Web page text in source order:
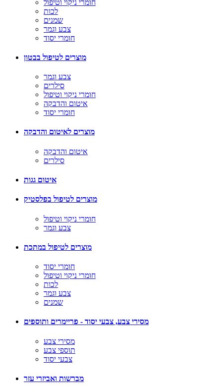
חומרי ניקוי וטיפול
לכות
שמנים
צבע וגמר
חומרי יסוד
מוצרים לטיפול בבטון
צבע וגמר
סילרים
חומרי ניקוי וטיפול
איטום והדבקה
חומרי יסוד
מוצרים לאיטום והדבקה
איטום והדבקה
סילרים
איטום גגות
מוצרים לטיפול בפלסטיק
חומרי ניקוי וטיפול
צבע וגמר
מוצרים לטיפול במתכת
חומרי יסוד
חומרי ניקוי וטיפול
לכות
צבע וגמר
שמנים
מסירי צבע, צבעי יסוד - פריימרים ותוספים
מסירי צבע
תוספי צבע
צבעי יסוד
מברשות ואביזרי עזר